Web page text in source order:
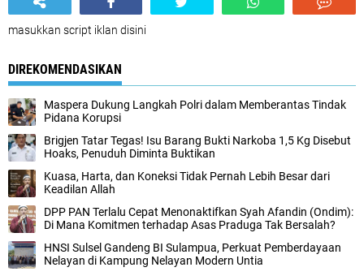
masukkan script iklan disini
DIREKOMENDASIKAN
Maspera Dukung Langkah Polri dalam Memberantas Tindak
Pidana Korupsi
Brigjen Tatar Tegas! Isu Barang Bukti Narkoba 1,5 Kg Disebut
Hoaks, Penuduh Diminta Buktikan
Kuasa, Harta, dan Koneksi Tidak Pernah Lebih Besar dari
Keadilan Allah
DPP PAN Terlalu Cepat Menonaktifkan Syah Afandin (Ondim):
Di Mana Komitmen terhadap Asas Praduga Tak Bersalah?
HNSI Sulsel Gandeng BI Sulampua, Perkuat Pemberdayaan
Nelayan di Kampung Nelayan Modern Untia